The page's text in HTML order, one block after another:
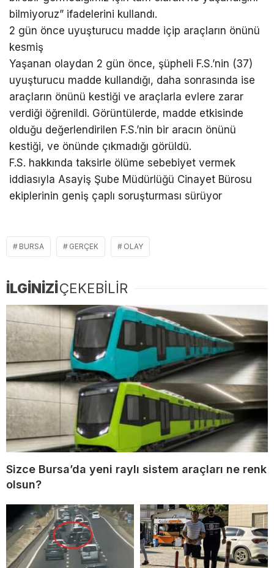
bilmiyoruz” ifadelerini kullandı.
2 gün önce uyuşturucu madde içip araçların önünü
kesmiş
Yaşanan olaydan 2 gün önce, şüpheli F.S.’nin (37)
uyuşturucu madde kullandığı, daha sonrasında ise
araçların önünü kestiği ve araçlarla evlere zarar
verdiği öğrenildi. Görüntülerde, madde etkisinde
olduğu değerlendirilen F.S.’nin bir aracın önünü
kestiği, ve önünde çıkmadığı görüldü.
F.S. hakkında taksirle ölüme sebebiyet vermek
iddiasıyla Asayiş Şube Müdürlüğü Cinayet Bürosu
ekiplerinin geniş çaplı soruşturması sürüyor
BURSA GERÇEK OLAY
İLGİNİZİÇEKEBİLİR
Sizce Bursa’da yeni raylı sistem araçları ne renk
olsun?